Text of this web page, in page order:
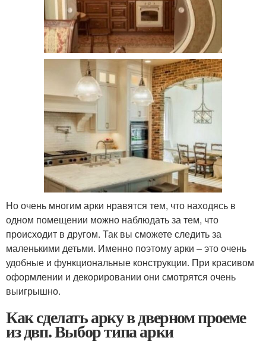
Но очень многим арки нравятся тем, что находясь в
одном помещении можно наблюдать за тем, что
происходит в другом. Так вы сможете следить за
маленькими детьми. Именно поэтому арки – это очень
удобные и функциональные конструкции. При красивом
оформлении и декорировании они смотрятся очень
выигрышно.
Как сделать арку в дверном проеме
из двп. Выбор типа арки